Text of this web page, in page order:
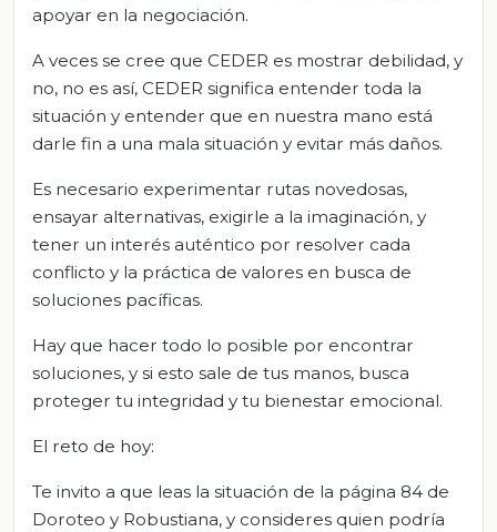
apoyar en la negociación.
A veces se cree que CEDER es mostrar debilidad, y
no, no es así, CEDER significa entender toda la
situación y entender que en nuestra mano está
darle fin a una mala situación y evitar más daños.
Es necesario experimentar rutas novedosas,
ensayar alternativas, exigirle a la imaginación, y
tener un interés auténtico por resolver cada
conflicto y la práctica de valores en busca de
soluciones pacíficas.
Hay que hacer todo lo posible por encontrar
soluciones, y si esto sale de tus manos, busca
proteger tu integridad y tu bienestar emocional.
El reto de hoy:
Te invito a que leas la situación de la página 84 de
Doroteo y Robustiana, y consideres quien podría